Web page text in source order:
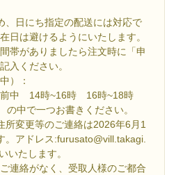
、日にち指定の配送には対応で
日は避けるようにいたします。
帯がありましたら注文時に「申
入ください。
）：
前中 14時~16時 16時~18時
中で一つお書きください。
所変更等のご連絡は2026年6月1
。アドレス:furusato@vill.takagi.
いたします。
連絡がなく、受取人様のご都合